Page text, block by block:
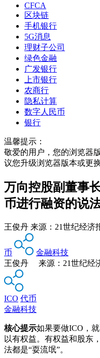
CFCA
区块链
手机银行
5G消息
理财子公司
绿色金融
广发银行
上市银行
农商行
隐私计算
数字人民币
银行
温馨提示：
敬爱的用户，您的浏览器
议您升级浏览器版本或更
万向控股副董事
币进行融资的说
王俊丹 来源： 21世纪经济
币
金融科技
王俊丹 来源：21世纪经
ICO 代币
金融科技
核心提示如果要做ICO，
以有权益。有权益和股东
法都是“耍流氓”。